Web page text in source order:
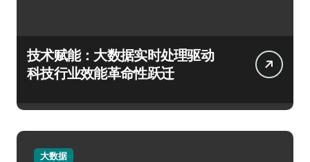
技术赋能：大数据实时处理驱动
科技行业效能革命性跃迁
大数据